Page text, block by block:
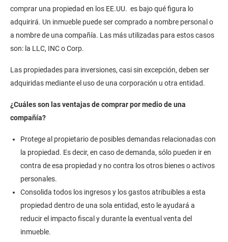
comprar una propiedad en los EE.UU. es bajo qué figura lo
adquirirá. Un inmueble puede ser comprado a nombre personal o
a nombre de una compañía. Las más utilizadas para estos casos
son: la LLC, INC o Corp.
Las propiedades para inversiones, casi sin excepción, deben ser
adquiridas mediante el uso de una corporación u otra entidad.
¿Cuáles son las ventajas de comprar por medio de una
compañía?
Protege al propietario de posibles demandas relacionadas con
la propiedad. Es decir, en caso de demanda, sólo pueden ir en
contra de esa propiedad y no contra los otros bienes o activos
personales.
Consolida todos los ingresos y los gastos atribuibles a esta
propiedad dentro de una sola entidad, esto le ayudará a
reducir el impacto fiscal y durante la eventual venta del
inmueble.